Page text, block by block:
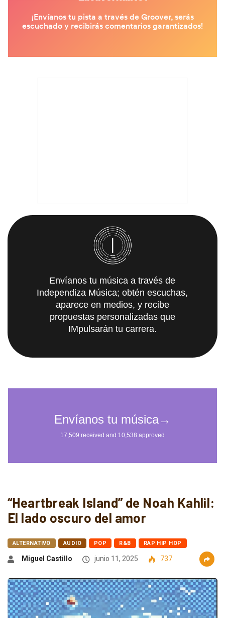
Envíanos tu música a través de
Independiza Música; obtén escuchas,
aparece en medios, y recibe
propuestas personalizadas que
IMpulsarán tu carrera.
“Heartbreak Island” de Noah Kahlil:
El lado oscuro del amor
ALTERNATIVO AUDIO POP R&B RAP HIP HOP
Miguel Castillo junio 11, 2025 737